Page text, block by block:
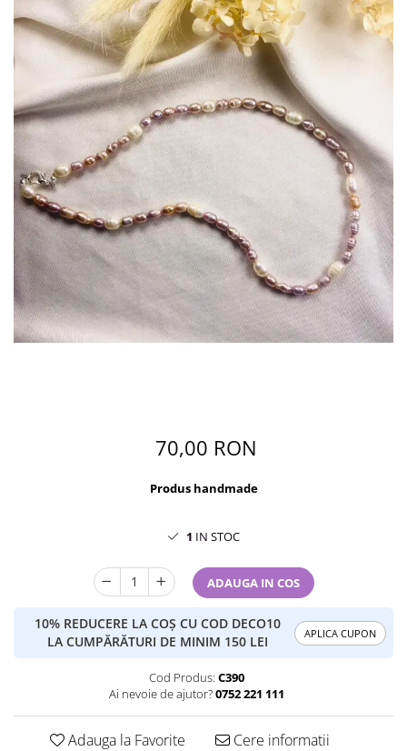
70,00 RON
Produs handmade
1 IN STOC
ADAUGA IN COS
10% REDUCERE LA COȘ CU COD DECO10
LA CUMPĂRĂTURI DE MINIM 150 LEI
APLICA CUPON
Cod Produs: C390
Ai nevoie de ajutor?0752 221 111
Adauga la Favorite Cere informatii